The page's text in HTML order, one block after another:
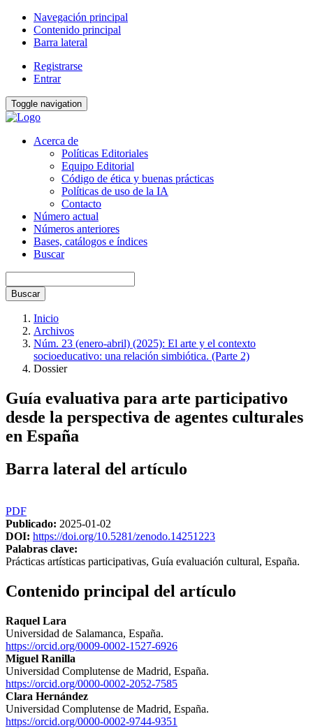
Navegación principal
Contenido principal
Barra lateral
Registrarse
Entrar
Toggle navigation
Acerca de
Políticas Editoriales
Equipo Editorial
Código de ética y buenas prácticas
Políticas de uso de la IA
Contacto
Número actual
Números anteriores
Bases, catálogos e índices
Buscar
Buscar
Inicio
Archivos
Núm. 23 (enero-abril) (2025): El arte y el contexto
socioeducativo: una relación simbiótica. (Parte 2)
Dossier
Guía evaluativa para arte participativo
desde la perspectiva de agentes culturales
en España
Barra lateral del artículo
PDF
Publicado: 2025-01-02
DOI: https://doi.org/10.5281/zenodo.14251223
Palabras clave:
Prácticas artísticas participativas, Guía evaluación cultural, España.
Contenido principal del artículo
Raquel Lara
Universidad de Salamanca, España.
https://orcid.org/0009-0002-1527-6926
Miguel Ranilla
Universidad Complutense de Madrid, España.
https://orcid.org/0000-0002-2052-7585
Clara Hernández
Universidad Complutense de Madrid, España.
https://orcid.org/0000-0002-9744-9351